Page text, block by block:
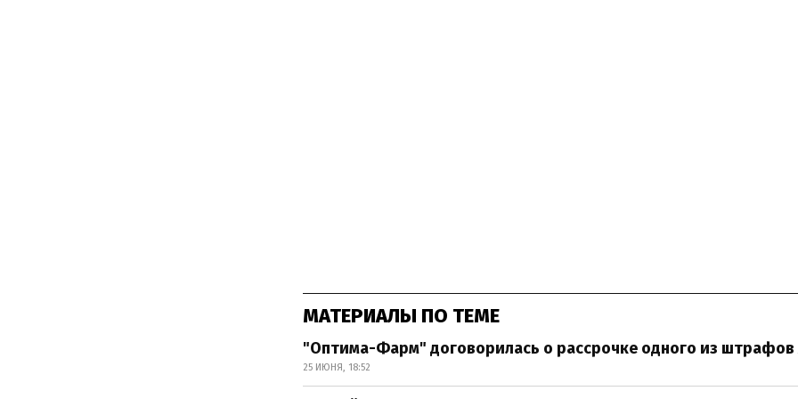
МАТЕРИАЛЫ ПО ТЕМЕ
"Оптима-Фарм" договорилась о рассрочке одного из
25 ИЮНЯ, 18:52